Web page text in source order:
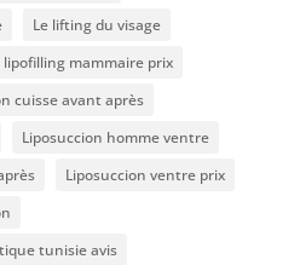
Le lifting du visage
lipofilling mammaire prix
cuisse avant après
Liposuccion homme ventre
Liposuccion ventre prix
tunisie avis